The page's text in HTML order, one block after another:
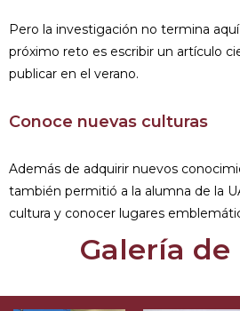
Pero la investigación no termina aquí
próximo reto es escribir un artículo
publicar en el verano.
Conoce nuevas culturas
Además de adquirir nuevos
también permitió a la alumna de la
cultura y conocer lugares
Galería de